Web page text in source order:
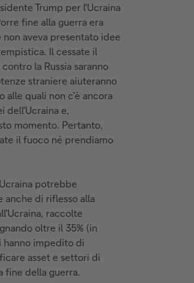
Trump per l'Ucraina
fine alla guerra era
aveva presentato idee
Il cessate il
la Russia saranno
straniere aiuteranno
quali non c’è ancora
dell'Ucraina e,
momento. Pertanto,
il fuoco né prendiamo
potrebbe
di riflesso alla
raccolte
oltre il 35% (in
hanno impedito di
asset e settori di
fine della guerra.